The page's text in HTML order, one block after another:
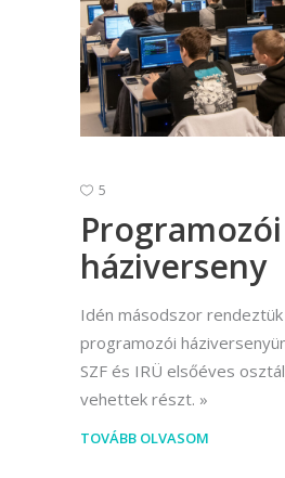
5
Programozói
háziverseny
Idén másodszor
programozói
SZF és IRÜ elsőéves
vehettek részt.
TOVÁBB OLVASOM